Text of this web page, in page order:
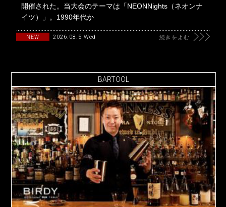
開催された。当大会のテーマは「NEONNights（ネオンナ
イツ）」。1990年代か
NEW 2026.08.5 Wed 続きをよむ
BARTOOL